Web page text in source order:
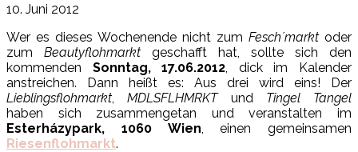
10. Juni 2012
Wer es dieses Wochenende nicht zum Fesch´markt oder
zum Beautyflohmarkt geschafft hat, sollte sich den
kommenden Sonntag, 17.06.2012 , dick im Kalender
anstreichen. Dann heißt es: Aus drei wird eins! Der
Lieblingsflohmarkt ,MDLSFLHMRKTund Tingel Tangel
haben sich zusammengetan und veranstalten im
Esterházypark, 1060 Wien , einen gemeinsamen
Riesenflohmarkt.